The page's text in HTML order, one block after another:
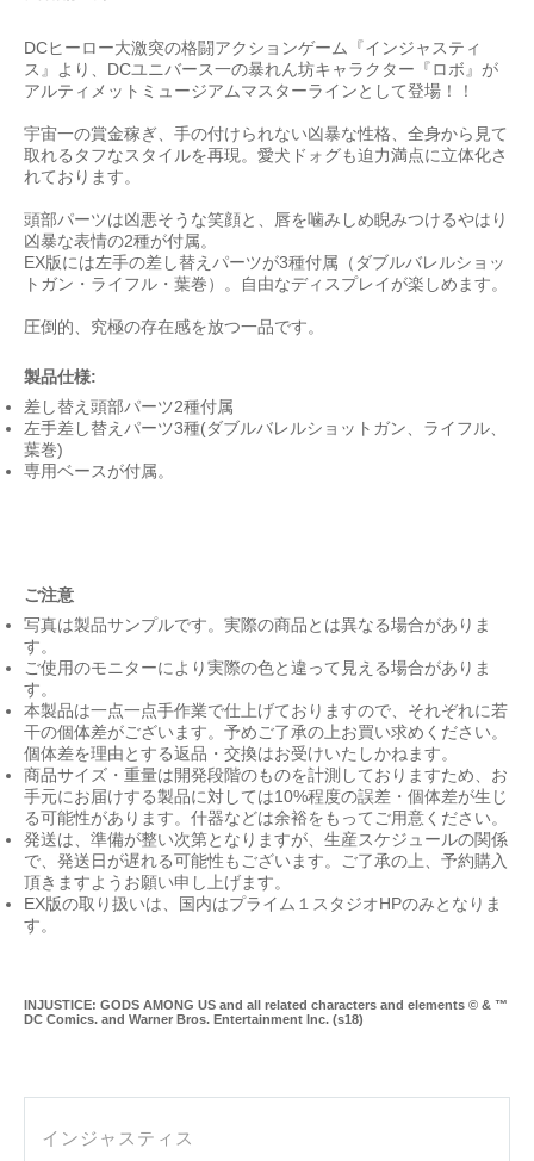
DCヒーロー大激突の格闘アクションゲーム『インジャスティ
ス』より、DCユニバース一の暴れん坊キャラクター『ロボ』が
アルティメットミュージアムマスターラインとして登場！！
宇宙一の賞金稼ぎ、手の付けられない凶暴な性格、全身から見て
取れるタフなスタイルを再現。愛犬ドォグも迫力満点に立体化さ
れております。
頭部パーツは凶悪そうな笑顔と、唇を噛みしめ睨みつけるやはり
凶暴な表情の2種が付属。
EX版には左手の差し替えパーツが3種付属（ダブルバレルショッ
トガン・ライフル・葉巻）。自由なディスプレイが楽しめます。
圧倒的、究極の存在感を放つ一品です。
製品仕様:
差し替え頭部パーツ2種付属
左手差し替えパーツ3種(ダブルバレルショットガン、ライフル、
葉巻)
専用ベースが付属。
ご注意
写真は製品サンプルです。実際の商品とは異なる場合がありま
す。
ご使用のモニターにより実際の色と違って見える場合がありま
す。
本製品は一点一点手作業で仕上げておりますので、それぞれに若
干の個体差がございます。予めご了承の上お買い求めください。
個体差を理由とする返品・交換はお受けいたしかねます。
商品サイズ・重量は開発段階のものを計測しておりますため、お
手元にお届けする製品に対しては10%程度の誤差・個体差が生じ
る可能性があります。什器などは余裕をもってご用意ください。
発送は、準備が整い次第となりますが、生産スケジュールの関係
で、発送日が遅れる可能性もございます。ご了承の上、予約購入
頂きますようお願い申し上げます。
EX版の取り扱いは、国内はプライム１スタジオHPのみとなりま
す。
INJUSTICE: GODS AMONG US and all related characters and elements © & ™
DC Comics. and Warner Bros. Entertainment Inc. (s18)
インジャスティス